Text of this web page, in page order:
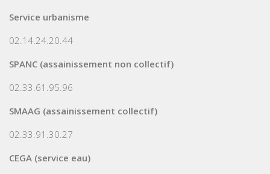
Service urbanisme
02.14.24.20.44
SPANC (assainissement non collectif)
02.33.61.95.96
SMAAG (assainissement collectif)
02.33.91.30.27
CEGA (service eau)